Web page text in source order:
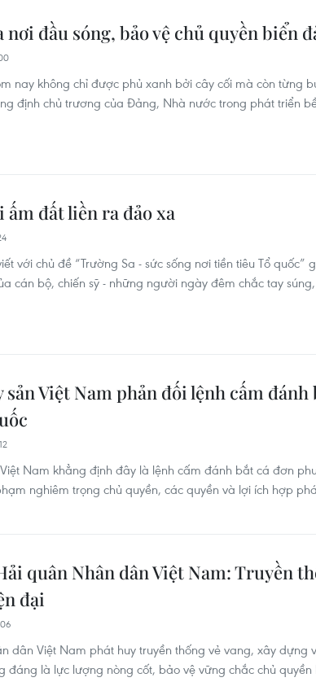
đầu sóng, bảo vệ chủ quyền biển
nay không chỉ được phủ xanh bởi cây cối mà còn từng
định chủ trương của Đảng, Nhà nước trong phát triển
ấm đất liền ra đảo xa
với chủ đề “Trường Sa - sức sống nơi tiền tiêu Tổ
cán bộ, chiến sỹ - những người ngày đêm chắc tay
sản Việt Nam phản đối lệnh cấm
Việt Nam khẳng định đây là lệnh cấm đánh bắt cá đơn
nghiêm trọng chủ quyền, các quyền và lợi ích hợp
quân Nhân dân Việt Nam: Truyền
đại
dân Việt Nam phát huy truyền thống vẻ vang, xây dựng
đáng là lực lượng nòng cốt, bảo vệ vững chắc chủ quyền